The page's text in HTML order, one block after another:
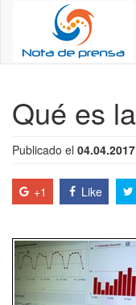
Qué es
Publicado el
+1 Like